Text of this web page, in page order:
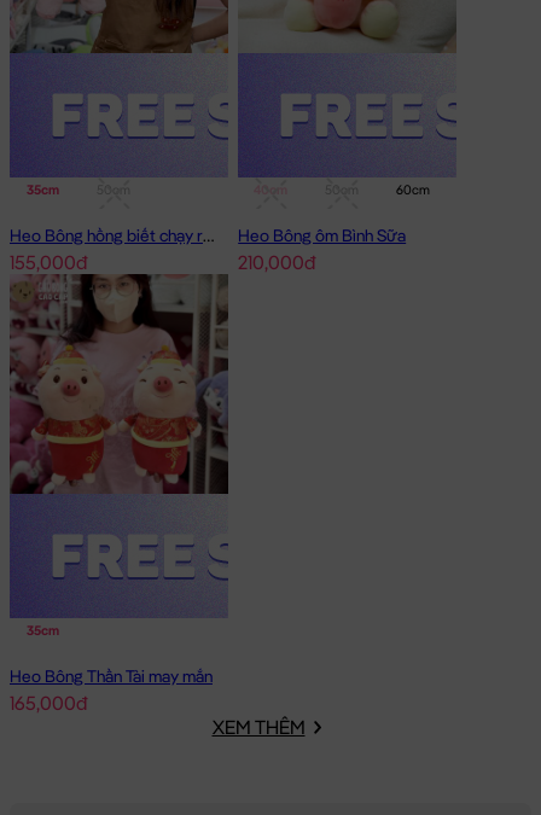
35cm
Heo Bông hồng biết chạy running
155,000đ
60cm
Heo Bông ôm Bình Sữa
210,000đ
35cm
Heo Bông Thần Tài may mắn
165,000đ
XEM THÊM